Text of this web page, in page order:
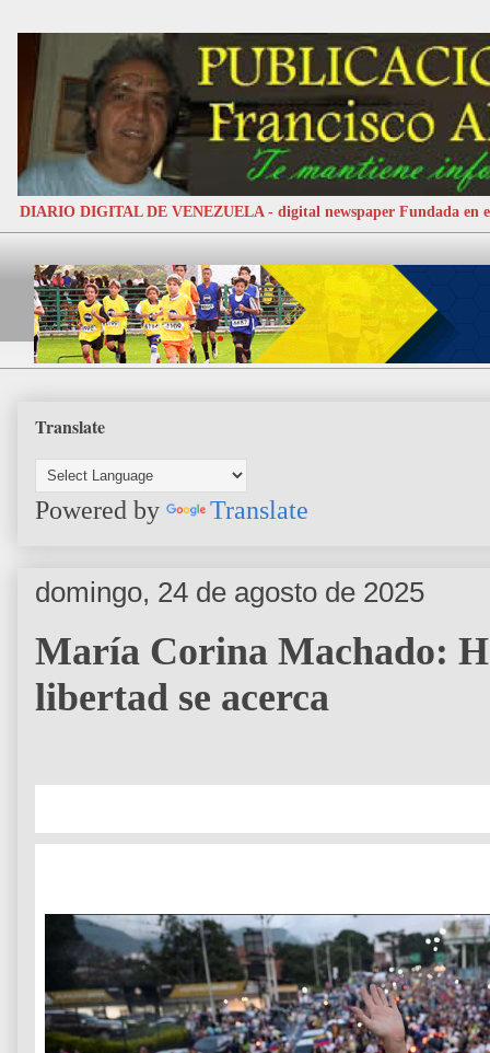
DIARIO DIGITAL DE VENEZUELA - digital newspaper Fundada en
Translate
Powered by Translate
domingo, 24 de agosto de 2025
María Corina Machado:
libertad se acerca